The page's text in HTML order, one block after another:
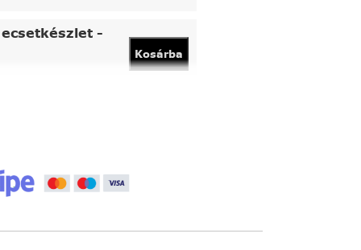
-
Kosárba
nagyító